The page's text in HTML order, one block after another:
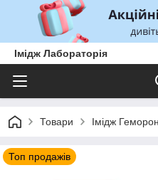
Імідж Лабораторія
Товари Імідж
Топ продажів